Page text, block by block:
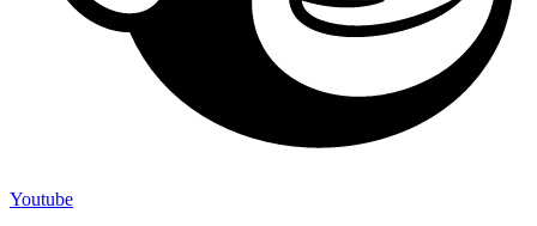
Youtube